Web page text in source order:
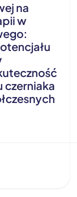
na
w
czerniaka